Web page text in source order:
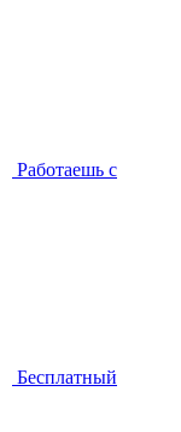
Работаешь с
Бесплатный